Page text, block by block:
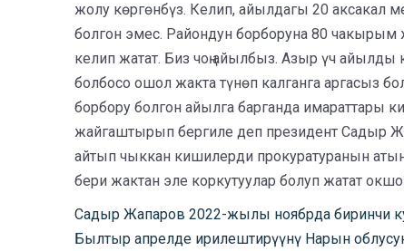
жолу көргөнбүз. Келип, айылдагы 20 аксакал
болгон эмес. Райондун борборуна 80
келип жатат. Биз чоң айылбыз. Азыр үч
болбосо ошол жакта түнөп калганга аргасыз
борбору болгон айылга барганда имараттары
жайгаштырып бергиле деп президент Садыр
айтып чыккан кишилерди прокуратуранын
бери жактан эле коркутуулар болуп жатат
Садыр Жапаров 2022-жылы ноябрда биринчи
Былтыр апрелде ирилештирүүнү Нарын